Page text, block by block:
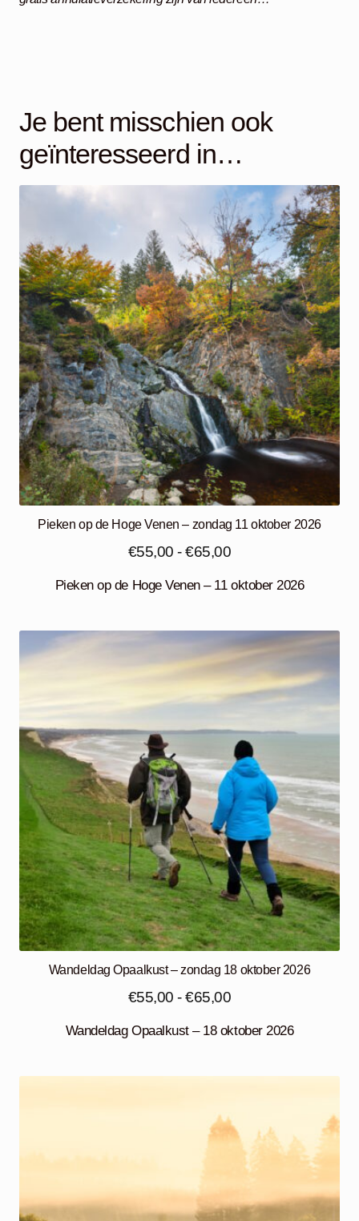
Je bent misschien ook
geïnteresseerd in…
Pieken op de Hoge Venen – zondag 11 oktober 2026
€55,00 - €65,00Prijsklasse:
Pieken op de Hoge Venen – 11 oktober 2026
Wandeldag Opaalkust – zondag 18 oktober 2026
€55,00 - €65,00Prijsklasse:
Wandeldag Opaalkust – 18 oktober 2026